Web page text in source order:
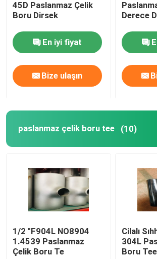
Company News
paslanmaz çelik boru bağlantı
paslanmaz çelik boru flanşı
Paslanmaz Çelik Boru Dirsek
paslanmaz çelik boru tee
paslanmaz çelik boru kapakları
Exception : INVALID_FETCH - bind
Dişli Boru Bağlantısı
45D Paslanmaz Çelik
Boru Dirsek
En iyi fiyat
Bize ulaşın
Derece
paslanmaz çelik boru tee (10)
1/2 "F904L NO8904
1.4539 Paslanmaz
Çelik Boru Te
Cilalı
304L
Boru Tee